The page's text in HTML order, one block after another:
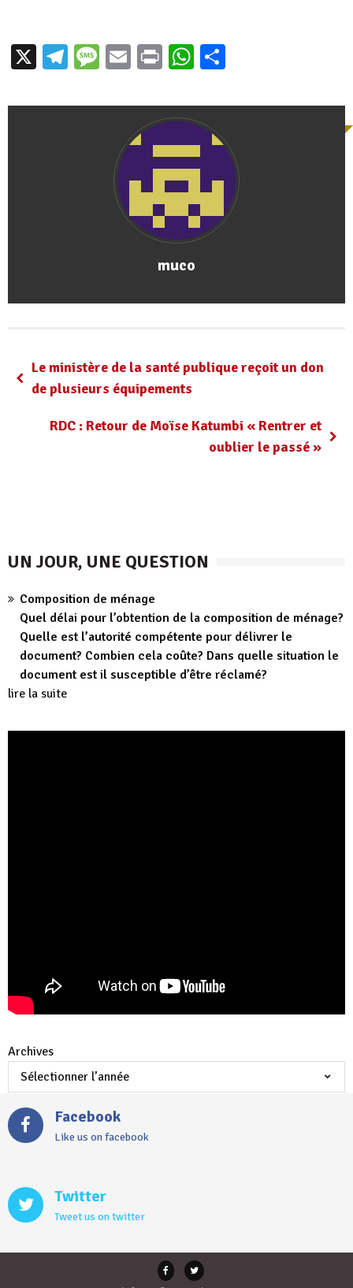
X Telegram
Message
EmailPrintWhatsApp
muco
Le ministère de la santé publique reçoit un don
de plusieurs équipements
RDC : Retour de Moïse Katumbi « Rentrer et
oublier le passé »
UN JOUR, UNE QUESTION
Composition de ménage
Quel délai pour l’obtention de la composition de ménage?
Quelle est l’autorité compétente pour délivrer le
document? Combien cela coûte? Dans quelle situation le
document est il susceptible d’être réclamé?
lire la suite
Archives
Facebook
Like us on facebook
Twitter
Tweet us on twitter